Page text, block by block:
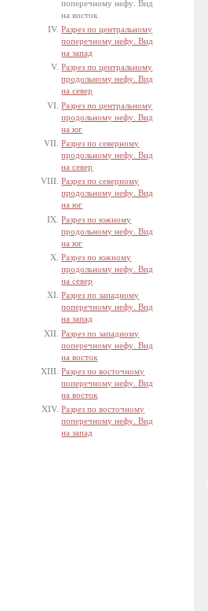
поперечному нефу. Вид
на восток
Разрез по центральному
поперечному нефу. Вид
на запад
Разрез по центральному
продольному нефу. Вид
на север
Разрез по центральному
продольному нефу. Вид
на юг
Разрез по северному
продольному нефу. Вид
на север
Разрез по северному
продольному нефу. Вид
на юг
Разрез по южному
продольному нефу. Вид
на юг
Разрез по южному
продольному нефу. Вид
на север
Разрез по западному
поперечному нефу. Вид
на запад
Разрез по западному
поперечному нефу. Вид
на восток
Разрез по восточному
поперечному нефу. Вид
на восток
Разрез по восточному
поперечному нефу. Вид
на запад